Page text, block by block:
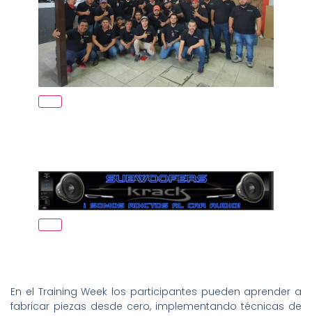
En el Training Week los participantes pueden aprender a
fabricar piezas desde cero, implementando técnicas de